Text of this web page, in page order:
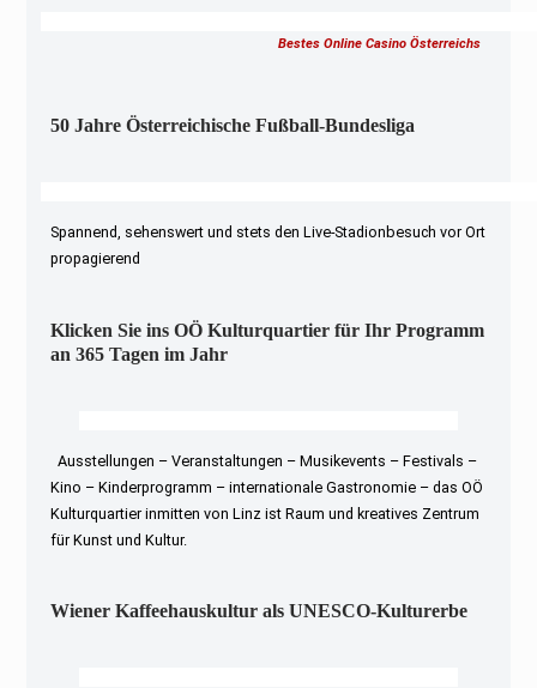
Bestes Online Casino Österreichs
50 Jahre Österreichische Fußball-Bundesliga
Spannend, sehenswert und stets den Live-Stadionbesuch vor Ort
propagierend
Klicken Sie ins OÖ Kulturquartier für Ihr Programm
an 365 Tagen im Jahr
Ausstellungen – Veranstaltungen – Musikevents – Festivals –
Kino – Kinderprogramm – internationale Gastronomie – das OÖ
Kulturquartier inmitten von Linz ist Raum und kreatives Zentrum
für Kunst und Kultur.
Wiener Kaffeehauskultur als UNESCO-Kulturerbe